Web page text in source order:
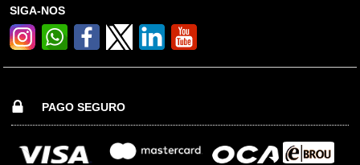
SIGA-NOS
PAGO SEGURO